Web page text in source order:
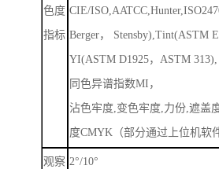
色度
指标
CIE/
Berger， Stensby),Tint(ASTM
YI(ASTM D1925，ASTM 313),
同色异谱指数MI ，
沾色牢度,变色牢度,力份,遮盖
度CMYK （部分通过上位机软
观察 2°/10°